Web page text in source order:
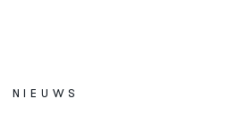
NIEUWS